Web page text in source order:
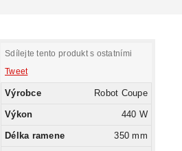
Sdílejte tento produkt s ostatními
Tweet
Výrobce Robot Coupe
Výkon 440 W
Délka ramene 350 mm